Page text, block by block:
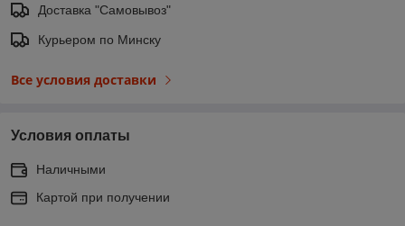
Доставка "Самовывоз"
Курьером по Минску
Все условия доставки
Условия оплаты
Наличными
Картой при получении